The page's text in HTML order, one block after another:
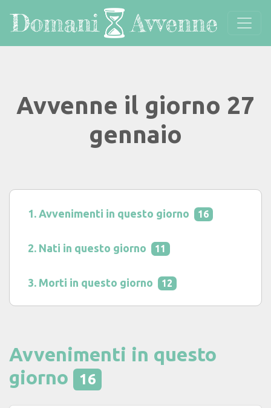
Avvenne il giorno 27
gennaio
Avvenimenti in questo giorno 16
Nati in questo giorno 11
Morti in questo giorno 12
Avvenimenti in questo
giorno
16